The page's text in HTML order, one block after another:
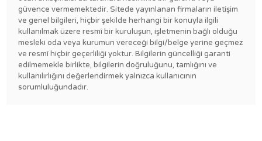
güvence vermemektedir. Sitede yayınlanan firmaların iletişim
ve genel bilgileri, hiçbir şekilde herhangi bir konuyla ilgili
kullanılmak üzere resmî bir kuruluşun, işletmenin bağlı olduğu
mesleki oda veya kurumun vereceği bilgi/belge yerine geçmez
ve resmî hiçbir geçerliliği yoktur. Bilgilerin güncelliği garanti
edilmemekle birlikte, bilgilerin doğruluğunu, tamlığını ve
kullanılırlığını değerlendirmek yalnızca kullanıcının
sorumluluğundadır.